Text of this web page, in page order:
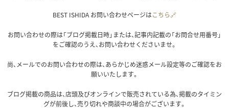
BEST ISHIDA お問い合わせページはこちら🔗
お問い合わせの際は「ブログ掲載日時」または、記事内記載の「お問合せ用番号」
をご確認のうえ、お問い合わせくださいませ。
尚、メールでのお問い合わせの際は、あらかじめ迷惑メール設定等のご確認をお
願いいたします。
ブログ掲載の商品は、店頭及びオンラインで販売されている為、掲載のタイミン
グが前後し、売り切れや商談中の場合がございます。